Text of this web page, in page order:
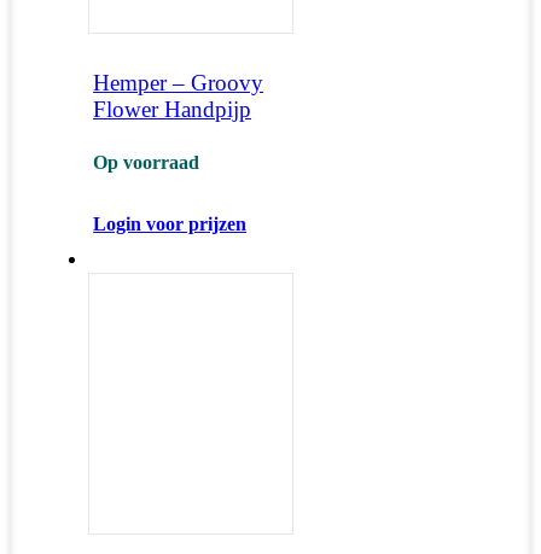
Hemper – Groovy
Flower Handpijp
Op voorraad
Login voor prijzen